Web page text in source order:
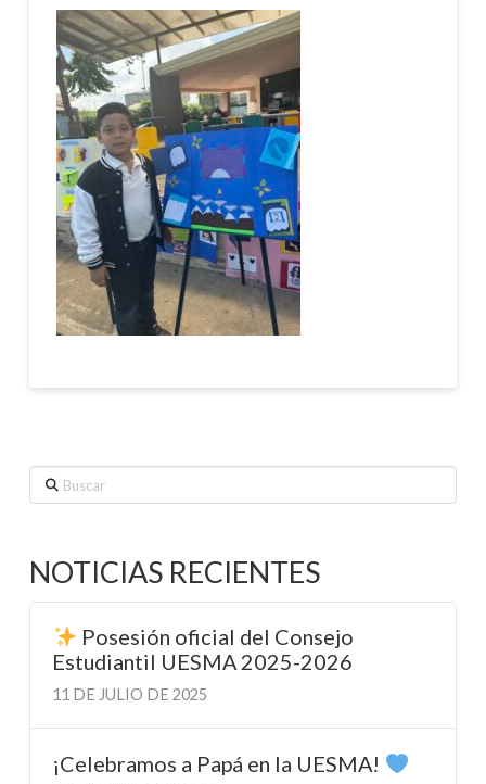
Buscar
NOTICIAS RECIENTES
Posesión oficial del Consejo
Estudiantil UESMA 2025-2026
11 DE JULIO DE 2025
¡Celebramos a Papá en la UESMA!